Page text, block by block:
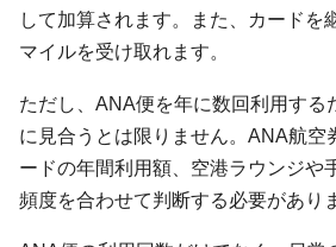
して加算されます。また、カードを
マイルを受け取れます。
ただし、ANA便を年に数回利用する
に見合うとは限りません。ANA航空
ードの年間利用額、空港ラウンジや
頻度を合わせて判断する必要があり